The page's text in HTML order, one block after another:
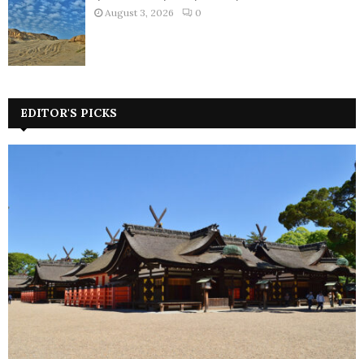
August 3, 2026 0
EDITOR'S PICKS